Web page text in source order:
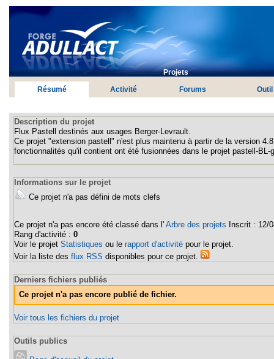
Projets
Résumé Activité Forums
Description du projet
Flux Pastell destinés aux usages Berger-Levrault.
Ce projet "extension pastell" n'est plus maintenu à partir de la version
fonctionnalités qu'il contient ont été fusionnées dans le projet pastell-BL-
Informations sur le projet
Ce projet n'a pas défini de mots clefs
Ce projet n'a pas encore été classé dans l' Arbre des projets Inscrit : 12/
Rang d'activité : 0
Voir le projet Statistiques ou le rapport d'activitépour le projet.
Voir la liste des flux RSS disponibles pour ce projet.
Derniers fichiers publiés
Ce projet n'a pas encore publié de fichier.
Voir tous les fichiers du projet
Outils publics